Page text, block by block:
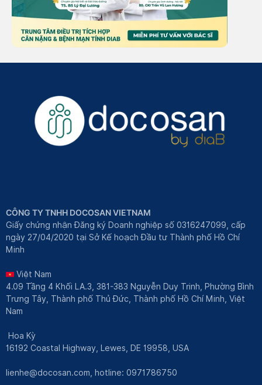
CÔNG TY TNHH DOCOSAN VIETNAM
Giấy chứng nhận Đăng ký Doanh nghiệp số 0316247099, cấp
ngày 27/04/2020 tại Sở Kế hoạch Đầu tư Thành phố Hồ Chí
Minh
Việt Nam
4.09 Tầng 4 Khối LA.3, 381-383 Nguyễn Duy Trinh, Phường Bình
Trưng Tây, Thành phố Thủ Đức, Thành phố Hồ Chí Minh, Việt
Nam
Hoa Kỳ
16192 Coastal Highway, Lewes, DE 19958, USA
lienhe@docosan.com , hotline: 0971786750